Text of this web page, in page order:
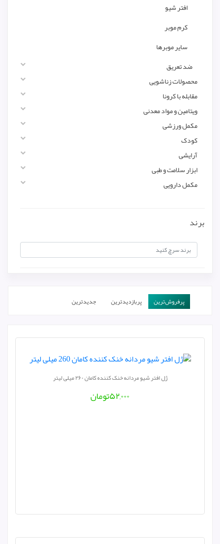
افتر شیو
کرم موبر
سایر موبرها
ضد تعریق
محصولات زناشویی
مقابله با کرونا
ویتامین و مواد معدنی
مکمل ورزشی
کودک
آرایشی
ابزار سلامت و طبی
مکمل دارویی
برند
پرفروش‌ترین‌ پربازدیدترین جدیدترین
ژل افتر شیو مردانه خنک کننده کامان ۲۶۰ میلی لیتر
۵۲,۰۰۰تومان